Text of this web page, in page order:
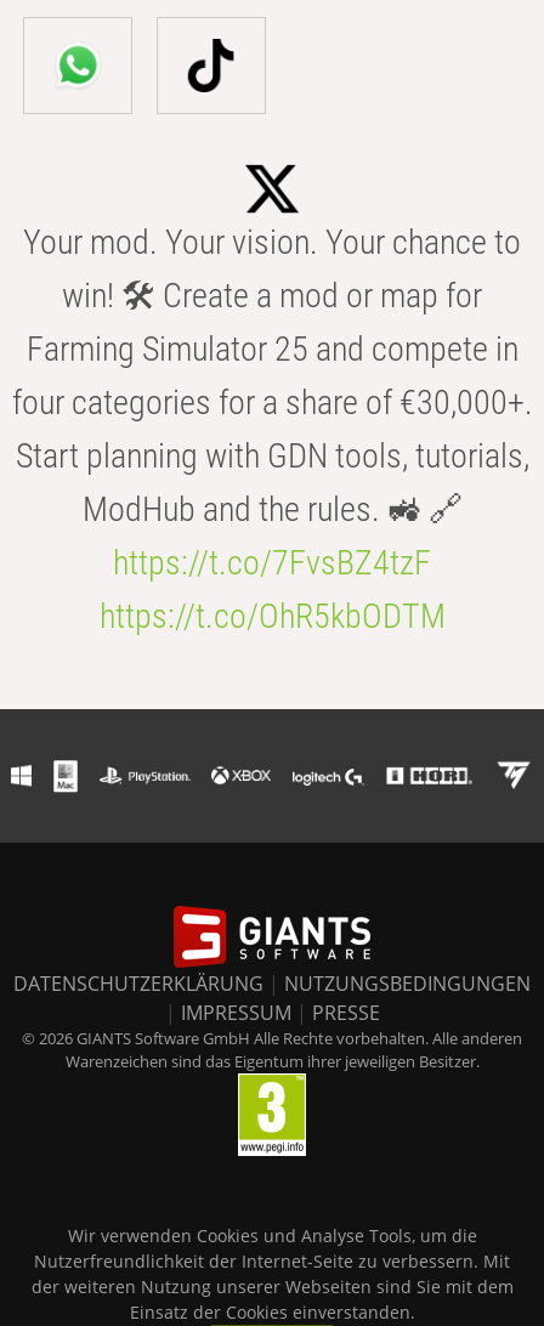
Your mod. Your vision. Your chance to
win! 🛠️ Create a mod or map for
Farming Simulator 25 and compete in
four categories for a share of €30,000+.
Start planning with GDN tools, tutorials,
ModHub and the rules. 🚜 🔗
https://t.co/7FvsBZ4tzF
https://t.co/OhR5kbODTM
DATENSCHUTZERKLÄRUNG | NUTZUNGSBEDINGUNGEN
| IMPRESSUM | PRESSE
© 2026 GIANTS Software GmbH Alle Rechte vorbehalten. Alle anderen
Warenzeichen sind das Eigentum ihrer jeweiligen Besitzer.
Wir verwenden Cookies und Analyse Tools, um die
Nutzerfreundlichkeit der Internet-Seite zu verbessern. Mit
der weiteren Nutzung unserer Webseiten sind Sie mit dem
Einsatz der Cookies einverstanden.